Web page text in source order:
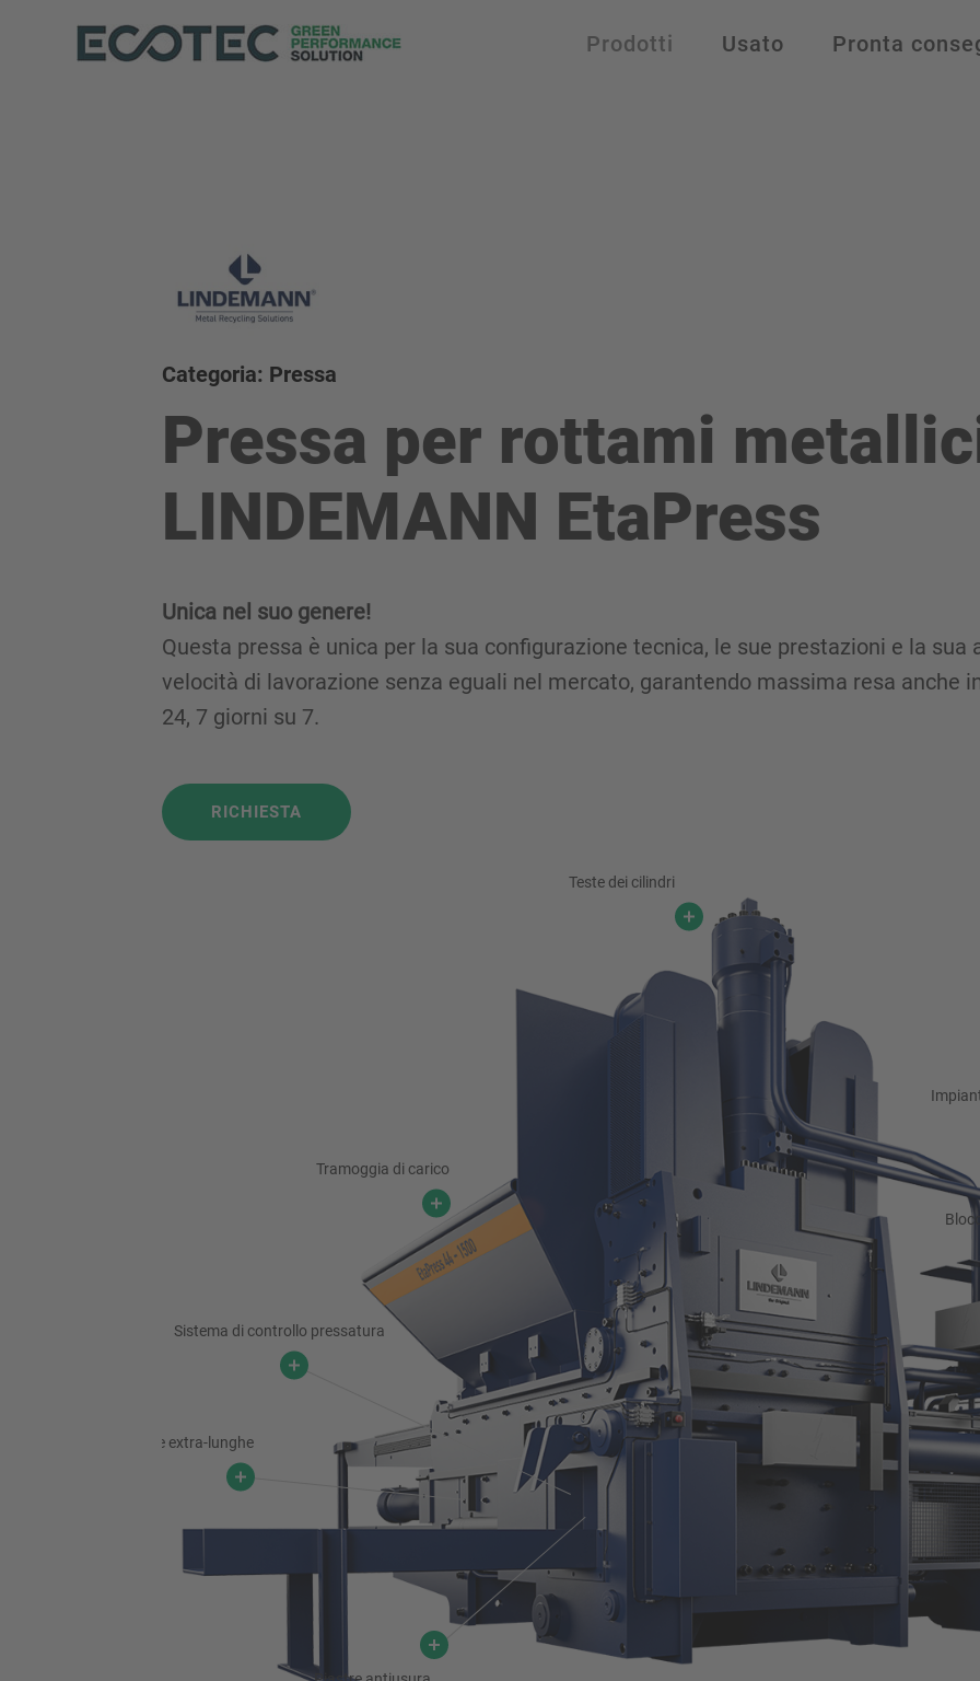
Prodotti Usato Pronta
Categoria: Pressa
Pressa per rottami
LINDEMANN EtaPress
Unica nel suo genere!
Questa pressa è unica per la sua configurazione tecnica, le sue prestazioni e la
velocità di lavorazione senza eguali nel mercato, garantendo massima resa anche
24, 7 giorni su 7.
RICHIESTA
Gruide extra-lunghe
Sistema di controllo pressatura
Tramoggia di carico
Teste dei cilindri